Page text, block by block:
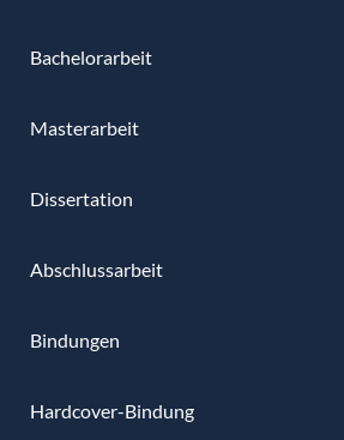
Bachelorarbeit
Masterarbeit
Dissertation
Abschlussarbeit
Bindungen
Hardcover-Bindung